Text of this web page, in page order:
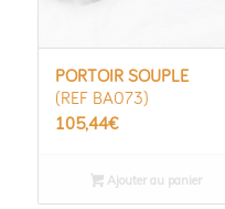
PORTOIR SOUPLE
(REF BA073)
105,44€
Ajouter au panier